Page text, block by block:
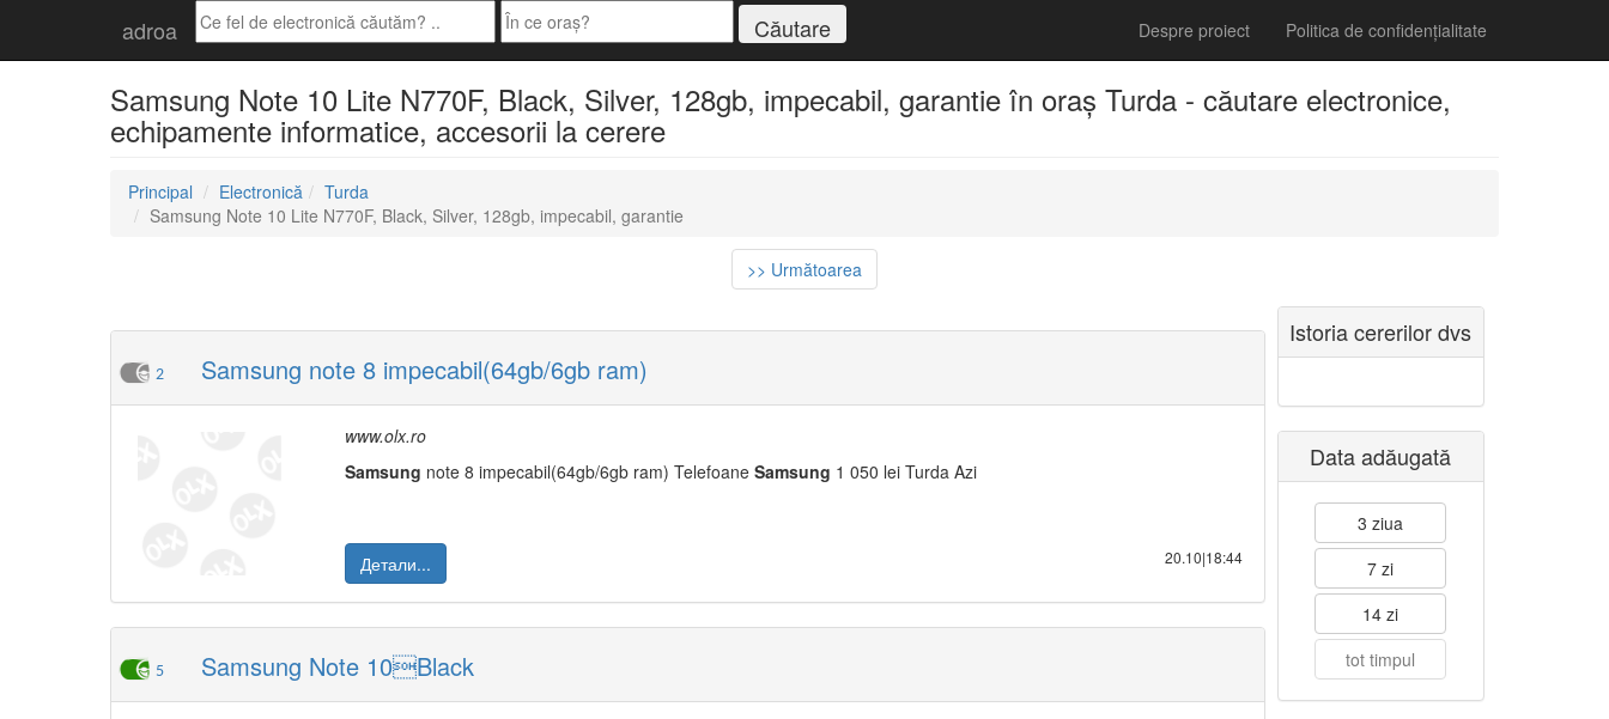
adroa Despre proiect Politica de confidențialitate
Samsung Note 10 Lite N770F, Black, Silver, 128gb, impecabil, garantie în oraș Turda - căutare electronice,
echipamente informatice, accesorii la cerere
Principal Electronică
Turda
Samsung Note 10 Lite N770F, Black, Silver, 128gb, impecabil, garantie
>> Următoarea
2 Samsung note 8 impecabil(64gb/6gb ram)
www.olx.ro
Samsung note 8 impecabil(64gb/6gb ram) Telefoane Samsung 1 050 lei Turda Azi
Детали... 20.10|18:44
5 Samsung Note 10Black
Istoria cererilor dvs
Data adăugată
3 ziua
7 zi
14 zi
tot timpul